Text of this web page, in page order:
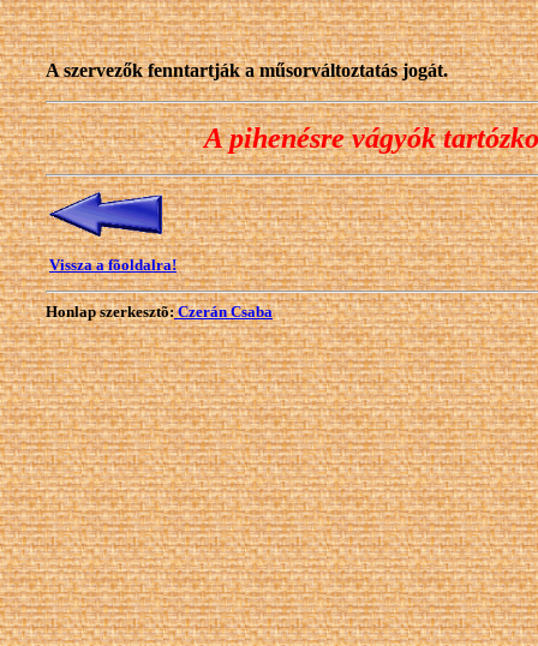
A szervezők fenntartják a műsorváltoztatás jogát.
A pihenésre vágyók
Vissza a fõoldalra!
Honlap szerkesztõ:Czerán Csaba